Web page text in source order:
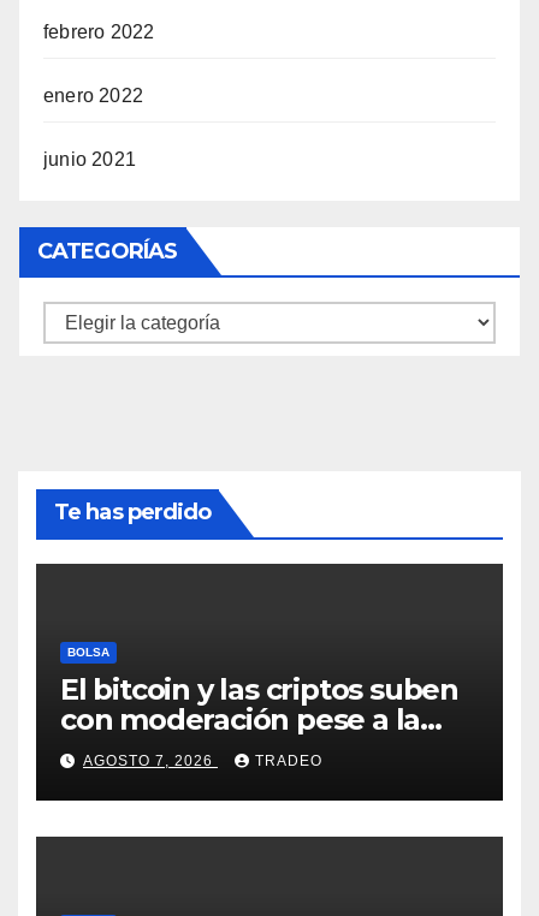
febrero 2022
enero 2022
junio 2021
CATEGORÍAS
Categorías
Te has perdido
BOLSA
El bitcoin y las criptos suben
con moderación pese a la
incertidumbre en Oriente
Medio
AGOSTO 7, 2026 TRADEO